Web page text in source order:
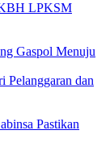
LPKSM
Gaspol Menuju
dan
Pastikan